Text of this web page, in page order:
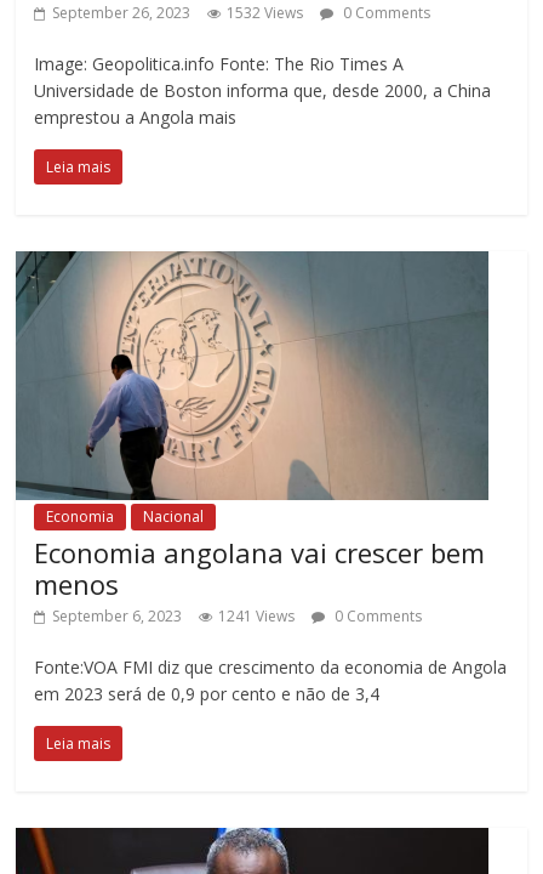
September 26, 2023 1532 Views 0 Comments
Image: Geopolitica.info Fonte: The Rio Times A
Universidade de Boston informa que, desde 2000, a China
emprestou a Angola mais
Leia mais
Economia Nacional
Economia angolana vai crescer bem
menos
September 6, 2023 1241 Views 0 Comments
Fonte:VOA FMI diz que crescimento da economia de Angola
em 2023 será de 0,9 por cento e não de 3,4
Leia mais